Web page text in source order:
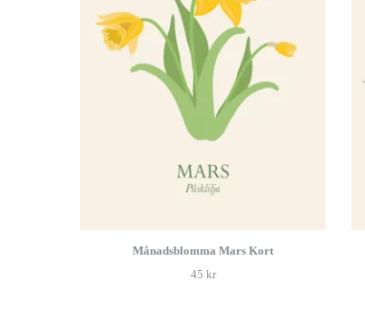
Månadsblomma Mars Kort
45 kr